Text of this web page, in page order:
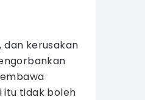
dan kerusakan
itu tidak boleh